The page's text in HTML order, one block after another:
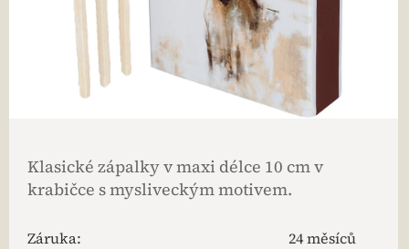
Klasické zápalky v maxi délce 10 cm v
krabičce s mysliveckým motivem.
Záruka:
24 měsíců